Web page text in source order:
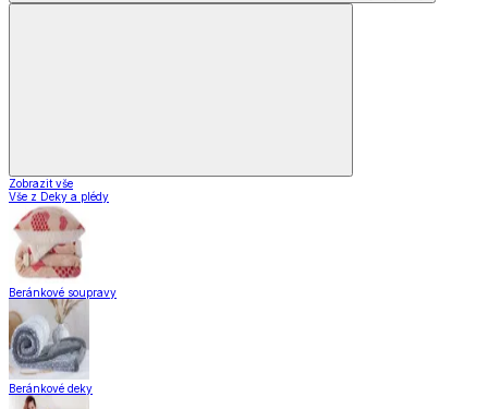
Zobrazit vše
Vše z Deky a plédy
Beránkové soupravy
Beránkové deky